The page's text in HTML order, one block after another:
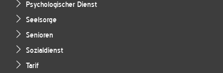
Psychologischer Dienst
Seelsorge
Senioren
Sozialdienst
Tarif